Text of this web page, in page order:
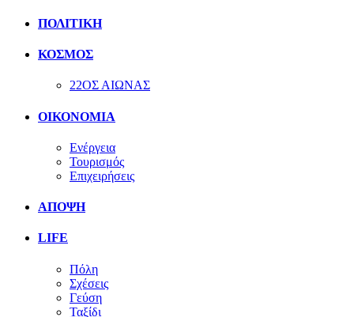
ΠΟΛΙΤΙΚΗ
ΚΟΣΜΟΣ
22ΟΣ ΑΙΩΝΑΣ
ΟΙΚΟΝΟΜΙΑ
Ενέργεια
Τουρισμός
Επιχειρήσεις
ΑΠΟΨΗ
LIFE
Πόλη
Σχέσεις
Γεύση
Ταξίδι